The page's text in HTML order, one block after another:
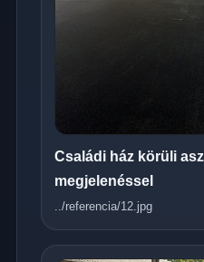
Családi ház körüli
megjelenéssel
../referencia/12.jpg